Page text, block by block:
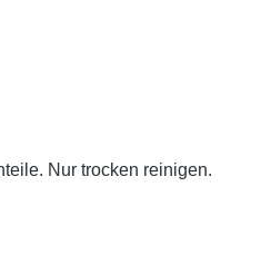
Nur trocken reinigen.